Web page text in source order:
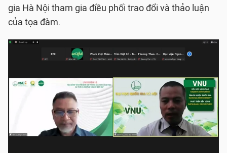
gia Hà Nội tham gia điều phối trao đổi và thảo luận
của tọa đàm.